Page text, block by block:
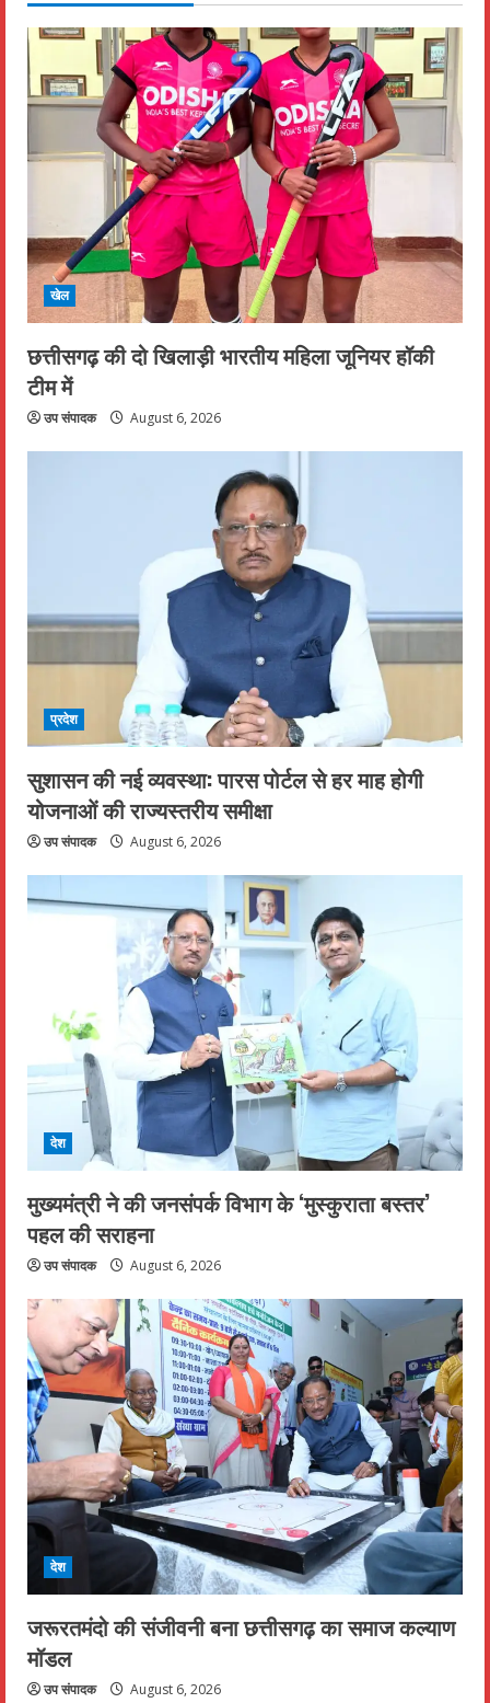
खेल
छत्तीसगढ़ की दो खिलाड़ी भारतीय महिला जूनियर हॉकी
टीम में
उप संपादक August 6, 2026
प्रदेश
सुशासन की नई व्यवस्था: पारस पोर्टल से हर माह होगी
योजनाओं की राज्यस्तरीय समीक्षा
उप संपादक August 6, 2026
देश
मुख्यमंत्री ने की जनसंपर्क विभाग के ‘मुस्कुराता बस्तर’
पहल की सराहना
उप संपादक August 6, 2026
देश
जरूरतमंदो की संजीवनी बना छत्तीसगढ़ का समाज कल्याण
मॉडल
उप संपादक August 6, 2026